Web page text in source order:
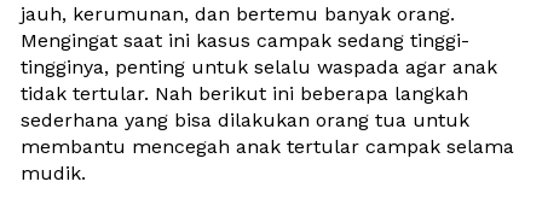
jauh, kerumunan, dan bertemu banyak orang.
Mengingat saat ini kasus campak sedang tinggi-
tingginya, penting untuk selalu waspada agar anak
tidak tertular. Nah berikut ini beberapa langkah
sederhana yang bisa dilakukan orang tua untuk
membantu mencegah anak tertular campak selama
mudik.